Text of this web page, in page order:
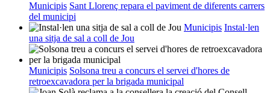
Municipis Sant Llorenç repara el paviment de diferents carrers
del municipi
Municipis Instal·len
una sitja de sal a coll de Jou
Municipis Solsona treu a concurs el servei d'hores de
retroexcavadora per la brigada municipal